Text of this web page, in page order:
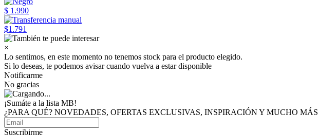
$ 1.990
$1.791
×
Lo sentimos, en este momento no tenemos stock para el producto elegido.
Si lo deseas, te podemos avisar cuando vuelva a estar disponible
Notificarme
No gracias
¡Sumáte a la lista MB!
¿PARA QUÉ? NOVEDADES, OFERTAS EXCLUSIVAS, INSPIRACIÓN Y MUCHO MÁS
Suscribirme